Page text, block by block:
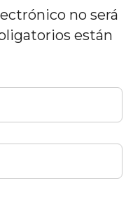
no será
están